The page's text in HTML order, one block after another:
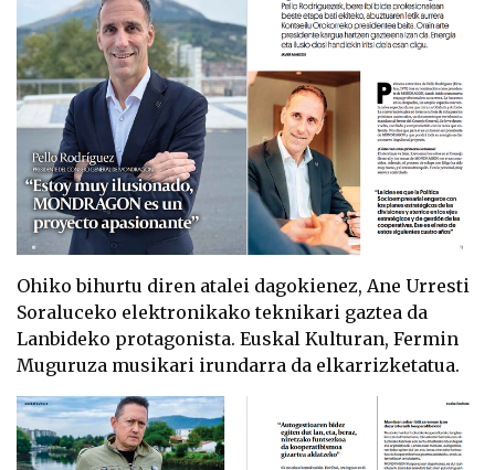
Ohiko bihurtu diren atalei dagokienez, Ane Urresti
Soraluceko elektronikako teknikari gaztea da
Lanbideko protagonista. Euskal Kulturan, Fermin
Muguruza musikari irundarra da elkarrizketatua.